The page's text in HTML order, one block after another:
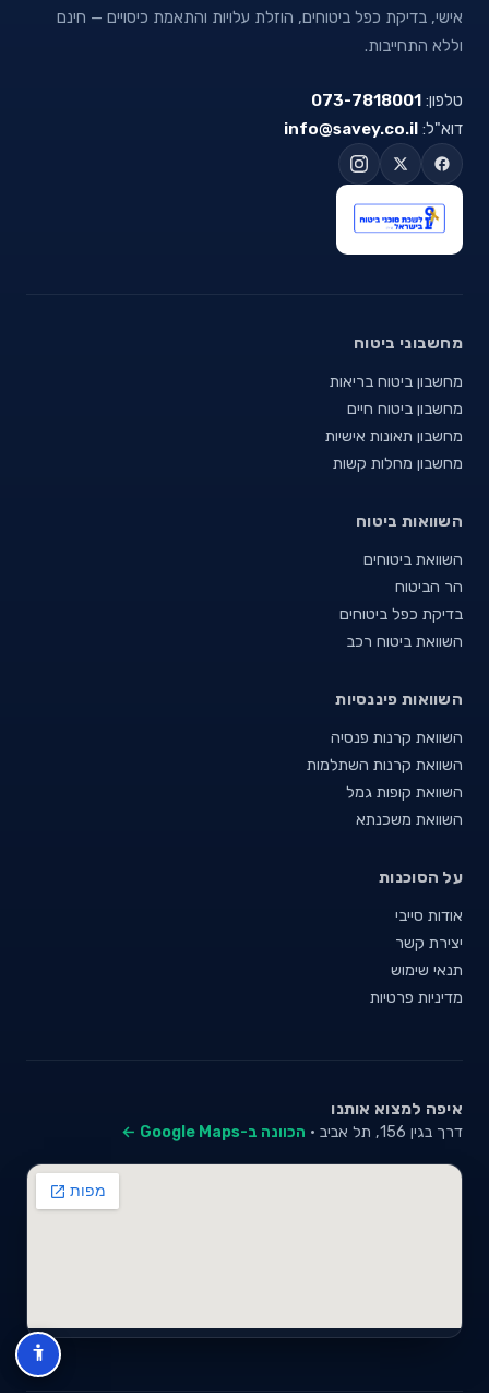
אישי, בדיקת כפל ביטוחים, הוזלת עלויות והתאמת כיסויים — חינם
וללא התחייבות.
טלפון: 073-7818001
דוא"ל: info@savey.co.il
מחשבוני ביטוח
מחשבון ביטוח בריאות
מחשבון ביטוח חיים
מחשבון תאונות אישיות
מחשבון מחלות קשות
השוואות ביטוח
השוואת ביטוחים
הר הביטוח
בדיקת כפל ביטוחים
השוואת ביטוח רכב
השוואות פיננסיות
השוואת קרנות פנסיה
השוואת קרנות השתלמות
השוואת קופות גמל
השוואת משכנתא
על הסוכנות
אודות סייבי
יצירת קשר
תנאי שימוש
מדיניות פרטיות
איפה למצוא אותנו
דרך בגין 156, תל אביב · הכוונה ב-Google Maps ←